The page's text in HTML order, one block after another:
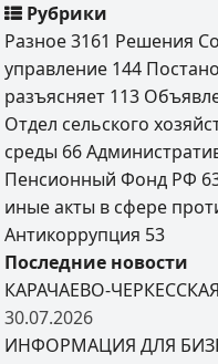
Рубрики
Разное3161 Решения
управление 144
разъясняет 113
Отдел сельского
среды 66
Пенсионный Фонд РФ
иные акты в сфере
Антикоррупция 53
Последние новости
КАРАЧАЕВО-
30.07.2026
ИНФОРМАЦИЯ ДЛЯ